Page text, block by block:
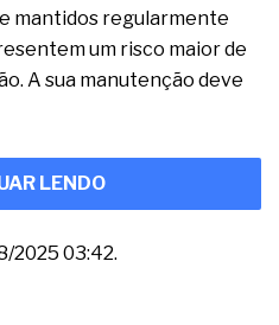
mantidos regularmente
um risco maior de
A sua manutenção deve
LENDO
2025 03:42.